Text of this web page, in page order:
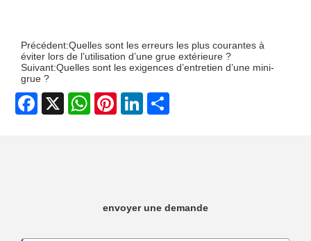
Précédent:Quelles sont les erreurs les plus courantes à
éviter lors de l’utilisation d’une grue extérieure ?
Suivant:Quelles sont les exigences d’entretien d’une mini-
grue ?
Facebook
X WhatsAppPinterestLinkedIn
envoyer une demande